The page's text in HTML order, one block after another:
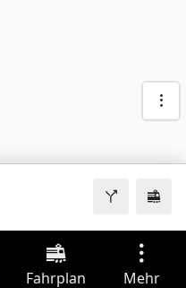
Fahrplan Mehr